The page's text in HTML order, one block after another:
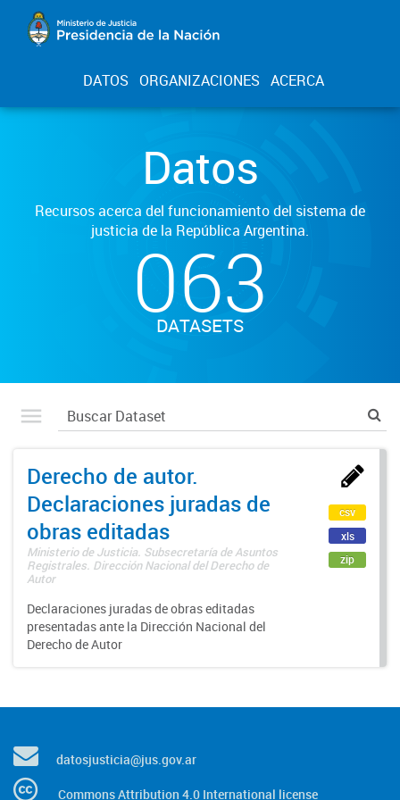
DATOS ORGANIZACIONES ACERCA
Datos
Recursos acerca del funcionamiento del sistema de
justicia de la República Argentina.
063
DATASETS
Derecho de autor.
Declaraciones juradas de
obras editadas
Ministerio de Justicia. Subsecretaría de Asuntos
Registrales. Dirección Nacional del Derecho de
Autor
Declaraciones juradas de obras editadas
presentadas ante la Dirección Nacional del
Derecho de Autor
csv
xls
zip
datosjusticia@jus.gov.ar
Commons Attribution 4.0 International license